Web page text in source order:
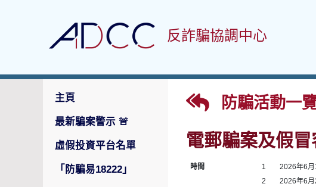
反詐騙協調中心
主頁
最新騙案警示 🚨
虛假投資平台名單
「防騙易18222」
防騙活動一
電郵騙案及假
時間
1
2
2026年6
2026年6